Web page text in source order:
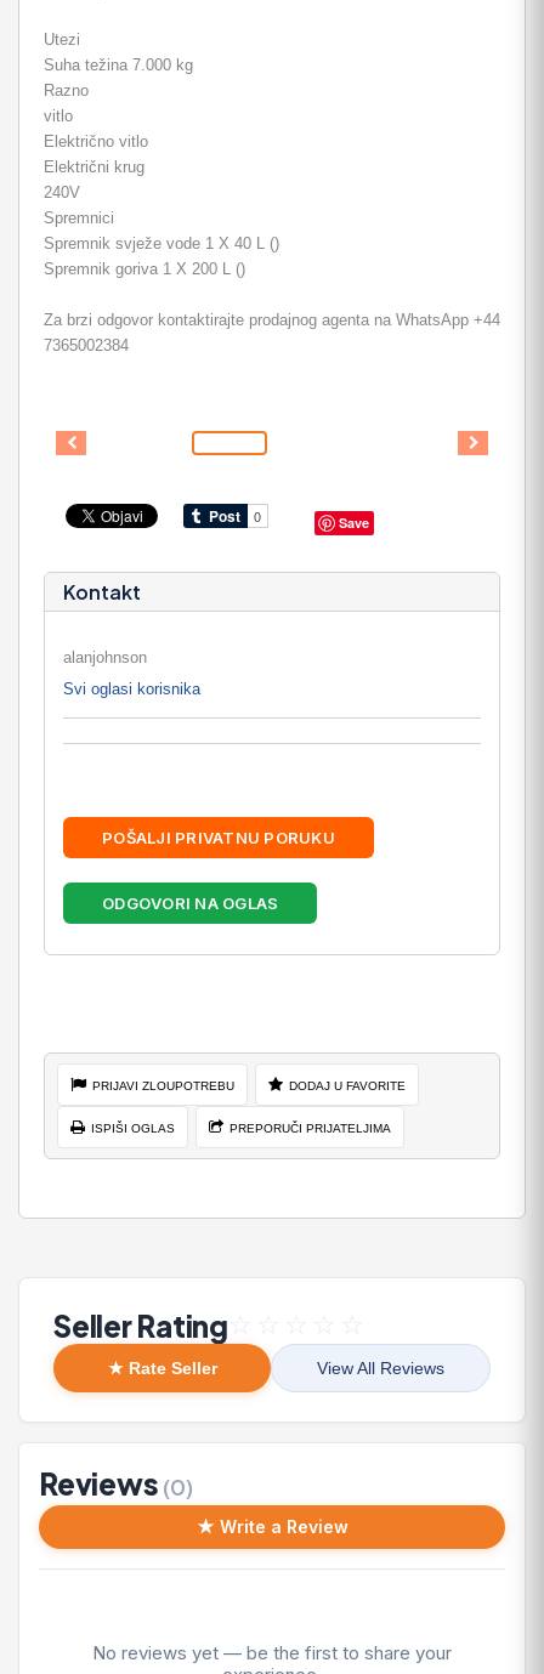
Utezi
Suha težina 7.000 kg
Razno
vitlo
Električno vitlo
Električni krug
240V
Spremnici
Spremnik svježe vode 1 X 40 L ()
Spremnik goriva 1 X 200 L ()
Za brzi odgovor kontaktirajte prodajnog agenta na WhatsApp +44
7365002384
Save
Kontakt
alanjohnson
Svi oglasi korisnika
POŠALJI PRIVATNU PORUKU
ODGOVORI NA OGLAS
PRIJAVI ZLOUPOTREBU DODAJ U FAVORITE
ISPIŠI OGLAS PREPORUČI PRIJATELJIMA
Seller Rating ☆ ☆ ☆ ☆ ☆
★ Rate Seller View All Reviews
Reviews (0)
★ Write a Review
No reviews yet — be the first to share your